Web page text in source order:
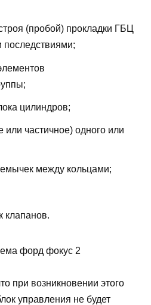
(пробой) прокладки ГБЦ
цилиндров;
или частичное) одного или
между кольцами;
клапанов.
форд фокус 2
при возникновении этого
управления не будет